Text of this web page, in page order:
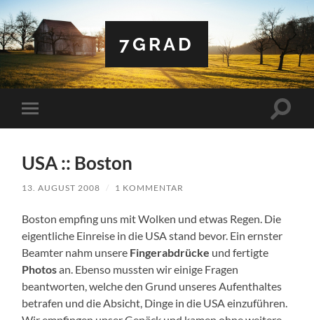
7GRAD
Mobile-
Menü
USA :: Boston
13. AUGUST 2008 / 1 KOMMENTAR
Boston empfing uns mit Wolken und etwas Regen. Die
eigentliche Einreise in die USA stand bevor. Ein ernster
Beamter nahm unsere Fingerabdrücke und fertigte
Photosan. Ebenso mussten wir einige Fragen
beantworten, welche den Grund unseres Aufenthaltes
betrafen und die Absicht, Dinge in die USA einzuführen.